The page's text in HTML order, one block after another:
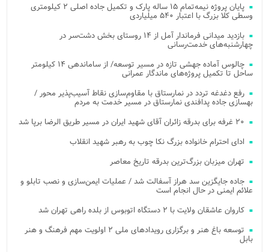
پایان پروژه نیمه‌تمام ۱۵ ساله پارک و تکمیل جاده اصلی ۲ کیلومتری
وسطی کلا بزرگ با اعتبار ۵۴۰ میلیاردی
بازدید میدانی فرماندار آمل از ۱۴ روستای بخش دشت‌سر در
چهارشنبه‌های خدمت‌رسانی
چالوس آماده جهشی تازه در مسیر توسعه/ از ساماندهی ۱۴ کیلومتر
ساحل تا تکمیل پروژه‌های ماندگار عمرانی
رفع دغدغه تردد در نمارستاق با مقاوم‌سازی نقاط آسیب‌پذیر محور /
بهسازی جاده پدافندی نمارستاق در مسیر خدمت به مردم
۲۰ غرفه برای بدرقه زائران آقای شهید ایران در مسیر طریق الرضا برپا شد
ادای احترام خانواده بزرگ نکا چوب به رهبر شهید انقلاب
تهران میزبان بزرگ‌ترین بدرقه تاریخ معاصر
جاده جایگزین سد هراز آسفالت شد / عملیات ایمن‌سازی و نصب تابلو و
علائم ایمنی در حال انجام است
کاروان عاشقان ولایت با ۲ دستگاه اتوبوس از بلده راهی تهران شد
توسعه باغ هنر و برگزاری رویدادهای ملی ۲ اولویت مهم فرهنگ و هنر
بابل